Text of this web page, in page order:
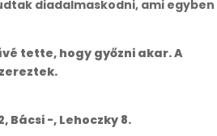
diadalmaskodni, ami egyben
tette, hogy győzni akar. A
Bácsi -, Lehoczky 8.